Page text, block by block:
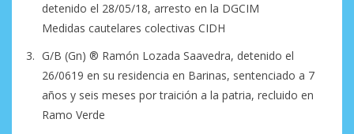
detenido el 28/05/18, arresto en la DGCIM
Medidas cautelares colectivas CIDH
G/B (Gn) ®️ Ramón Lozada Saavedra, detenido el
26/0619 en su residencia en Barinas, sentenciado a 7
años y seis meses por traición a la patria, recluido en
Ramo Verde